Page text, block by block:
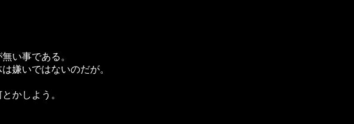
い事である。
嫌いではないのだが。
かしよう。